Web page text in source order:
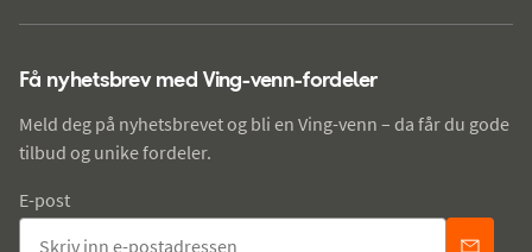
Få nyhetsbrev med Ving-venn-fordeler
Meld deg på nyhetsbrevet og bli en Ving-venn – da får du gode
tilbud og unike fordeler.
E-post